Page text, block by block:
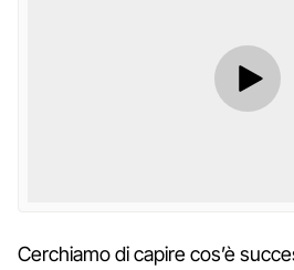
Cerchiamo di capire cos’è